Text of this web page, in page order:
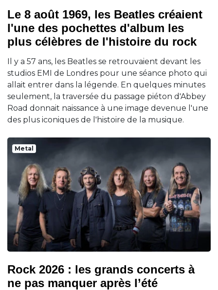
Le 8 août 1969, les Beatles créaient
l'une des pochettes d'album les
plus célèbres de l'histoire du rock
Il y a 57 ans, les Beatles se retrouvaient devant les
studios EMI de Londres pour une séance photo qui
allait entrer dans la légende. En quelques minutes
seulement, la traversée du passage piéton d'Abbey
Road donnait naissance à une image devenue l'une
des plus iconiques de l'histoire de la musique.
Metal
Rock 2026 : les grands concerts à
ne pas manquer après l’été